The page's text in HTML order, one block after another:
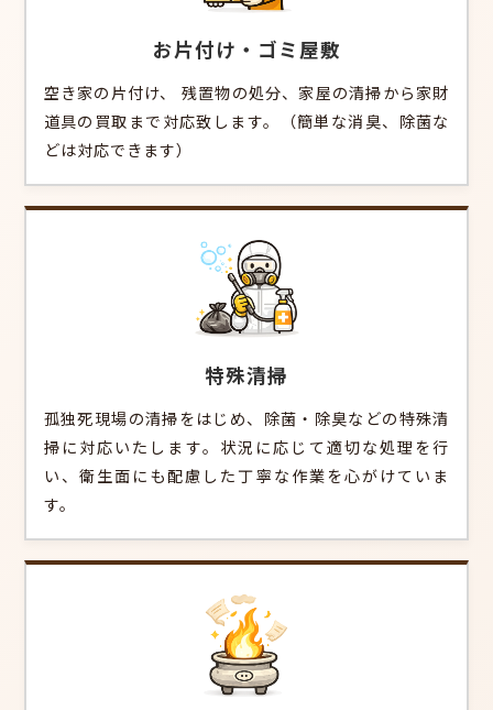
お片付け・ゴミ屋敷
空き家の片付け、 残置物の処分、家屋の清掃から家財
道具の買取まで対応致します。（簡単な消臭、除菌な
どは対応できます）
特殊清掃
孤独死現場の清掃をはじめ、除菌・除臭などの特殊清
掃に対応いたします。状況に応じて適切な処理を行
い、衛生面にも配慮した丁寧な作業を心がけていま
す。